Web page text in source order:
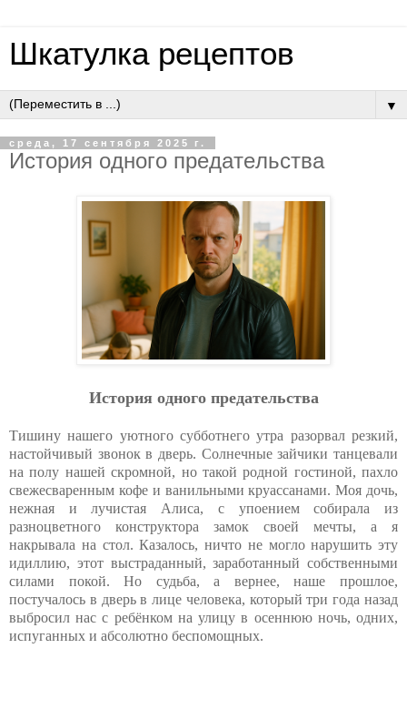
Шкатулка рецептов
▼
среда, 17 сентября 2025 г.
Иcтopия oднoгo пpeдaтeльcтвa
Иcтopия oднoгo пpeдaтeльcтвa
Тишину нашего уютного субботнего утра разорвал резкий,
настойчивый звонок в дверь. Солнечные зайчики танцевали
на полу нашей скромной, но такой родной гостиной, пахло
свежесваренным кофе и ванильными круассанами. Моя дочь,
нежная и лучистая Алиса, с упоением собирала из
разноцветного конструктора замок своей мечты, а я
накрывала на стол. Казалось, ничто не могло нарушить эту
идиллию, этот выстраданный, заработанный собственными
силами покой. Но судьба, а вернее, наше прошлое,
постучалось в дверь в лице человека, который три года назад
выбросил нас с ребёнком на улицу в осеннюю ночь, одних,
испуганных и абсолютно беспомощных.